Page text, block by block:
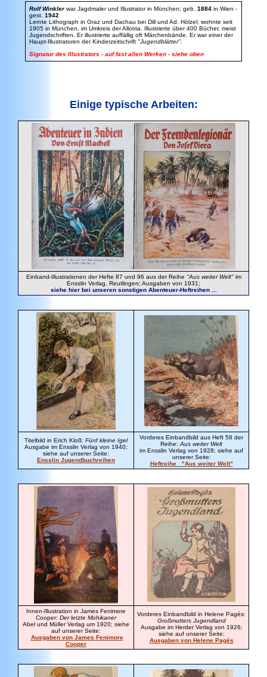
Rolf Winklerwar Jagdmaler und Illustrator in München; geb. 1884 in Wien -
gest. 1942
Lernte Lithograph in Graz und Dachau bei Dill und Ad. Hölzel; wohnte seit
1905 in München, im Umkreis der Allotria. Illustrierte über 400 Bücher, meist
Jugendschriften. Er illustrierte auffällig oft Märchenbände. Er war einer der
Haupt-Illustratoren der Kinderzeitschrift "Jugendblätter"
Signatur des Illustrators - auf fast allen Werken - siehe oben
Einige typische Arbeiten:
Einband-Illustrationen der Hefte 87 und 96 aus der Reihe "Aus weiter Welt"im
Ensslin Verlag, Reutlingen; Ausgaben von 1931;
siehe hier bei unseren sonstigen Abenteuer-Heftreihen ...
Titelbild in Erich Kloß: Fünf kleine Igel
Ausgabe im Ensslin Verlag von 1940;
siehe auf unserer Seite:
Ensslin Jugendbuchreihen
Vorderes Einbandbild aus Heft 58 der
Reihe: Aus weiter Welt
im Ensslin Verlag von 1928; siehe auf
unserer Seite:
Heftreihe "Aus weiter Welt"
Innen-Illustration in James Fenimore
Cooper: Der letzte Mohikaner
Abel und Müller Verlag um 1920; siehe
auf unserer Seite:
Ausgaben von James Fenimore
Cooper
Vorderes Einbandbild in Helene Pagés:
Großmutters Jugendland
Ausgabe im Herder Verlag von 1926;
siehe auf unserer Seite:
Ausgaben von Helene Pagés